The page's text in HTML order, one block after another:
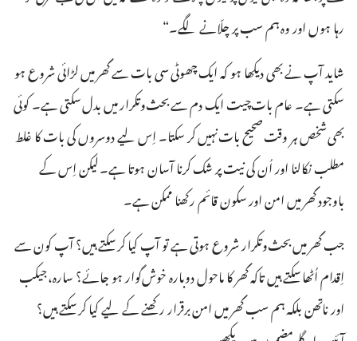
رہا ہوں اور وہ ہم سب پر چلّانے لگے۔“‏
شاید آپ نے بھی دیکھا ہو کہ ایک چھوٹی سی بات سے گھر میں لڑائی شروع ہو
سکتی ہے۔ عام بات‌چیت ایک دم سے بحث‌وتکرار میں بدل سکتی ہے۔ کوئی
بھی شخص ہر وقت صحیح بات نہیں کر سکتا۔ اِس لیے دوسروں کی بات کا غلط
مطلب نکالنا اور اُن کی نیت پر شک کرنا آسان ہوتا ہے۔ لیکن اِس کے
باوجود گھر میں امن اور سکون قائم رکھنا ممکن ہے۔‏
جب گھر میں بحث‌وتکرار شروع ہوتی ہے تو آپ کیا کر سکتے ہیں؟ آپ کون سے
اِقدام اُٹھا سکتے ہیں تاکہ گھر کا ماحول دوبارہ خوش‌گوار ہو جائے؟ سارہ، جیکب
اور ناتھن بلکہ ہم سب گھر میں امن برقرار رکھنے کے لیے کیا کر سکتے ہیں؟